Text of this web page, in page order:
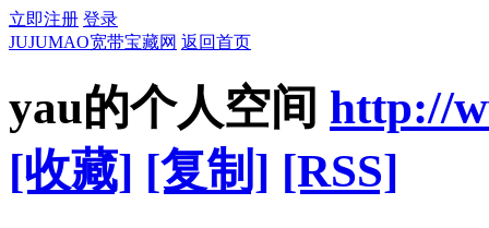
立即注册 登录
JUJUMAO宽带宝藏网 返回首页
yau的个人空间 http://
[收藏] [复制] [RSS]